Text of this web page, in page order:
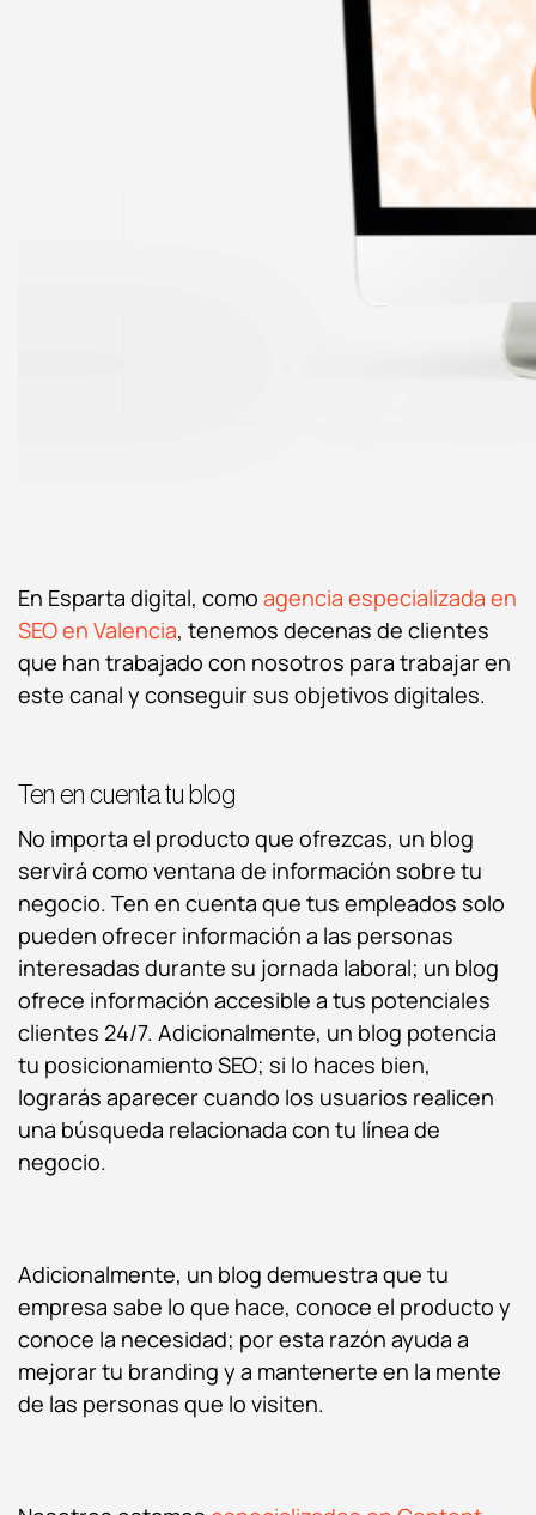
En Esparta digital, como agencia especializada en
SEO en Valencia, tenemos decenas de clientes
que han trabajado con nosotros para trabajar en
este canal y conseguir sus objetivos digitales.
Ten en cuenta tu blog
No importa el producto que ofrezcas, un blog
servirá como ventana de información sobre tu
negocio. Ten en cuenta que tus empleados solo
pueden ofrecer información a las personas
interesadas durante su jornada laboral; un blog
ofrece información accesible a tus potenciales
clientes 24/7. Adicionalmente, un blog potencia
tu posicionamiento SEO; si lo haces bien,
lograrás aparecer cuando los usuarios realicen
una búsqueda relacionada con tu línea de
negocio.
Adicionalmente, un blog demuestra que tu
empresa sabe lo que hace, conoce el producto y
conoce la necesidad; por esta razón ayuda a
mejorar tu branding y a mantenerte en la mente
de las personas que lo visiten.